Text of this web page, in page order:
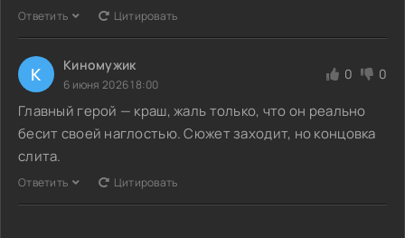
Ответить Цитировать
К Киномужик
6 июня 2026 18:00
0 0
Главный герой — краш, жаль только, что он реально
бесит своей наглостью. Сюжет заходит, но концовка
слита.
Ответить Цитировать